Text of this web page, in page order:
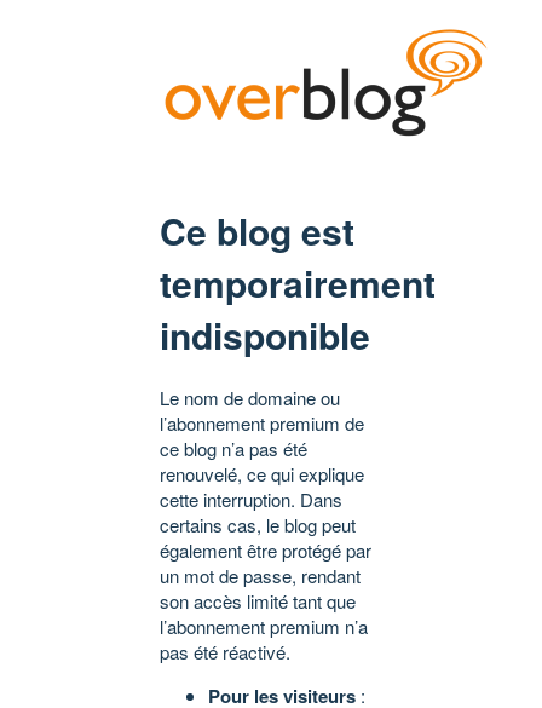
Ce blog est
temporairement
indisponible
Le nom de domaine ou
l’abonnement premium de
ce blog n’a pas été
renouvelé, ce qui explique
cette interruption. Dans
certains cas, le blog peut
également être protégé par
un mot de passe, rendant
son accès limité tant que
l’abonnement premium n’a
pas été réactivé.
Pour les visiteurs :